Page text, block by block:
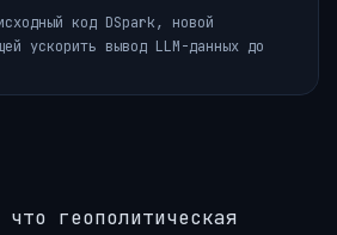
код DSpark, новой
ускорить вывод LLM-данных до
геополитическая